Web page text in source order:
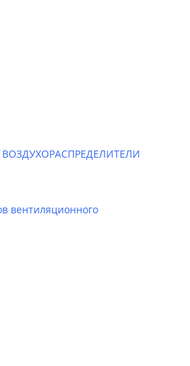
вентиляционного